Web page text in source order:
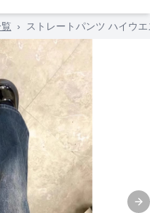
› ストレートパンツ ハイウ